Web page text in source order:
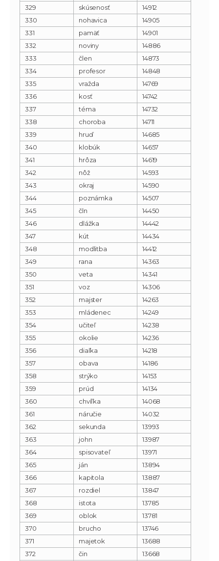
329
skúsenosť
14912
330
nohavica
14905
331
pamäť
14901
332
noviny
14886
333
člen
14873
334
profesor
14848
335
vražda
14769
336
kosť
14742
337
téma
14732
338
choroba
14711
339
hruď
14685
340
klobúk
14657
341
hrôza
14619
342
nôž
14593
343
okraj
14590
344
poznámka
14507
345
čln
14450
346
dlážka
14442
347
kút
14434
348
modlitba
14412
349
rana
14363
350
veta
14341
351
voz
14306
352
majster
14263
353
mládenec
14249
354
učiteľ
14238
355
okolie
14236
356
diaľka
14218
357
obava
14186
358
strýko
14153
359
prúd
14134
360
chvíľka
14068
361
náručie
14032
362
sekunda
13993
363
john
13987
364
spisovateľ
13971
365
ján
13894
366
kapitola
13887
367
rozdiel
13847
368
istota
13785
369
oblok
13781
370
brucho
13746
371
majetok
13688
372
čin
13668